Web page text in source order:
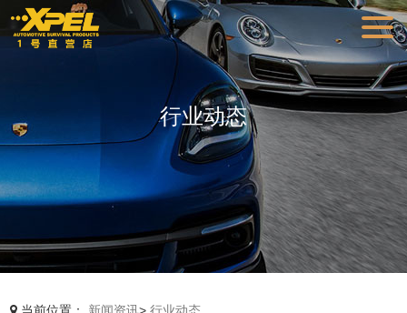
行业动态